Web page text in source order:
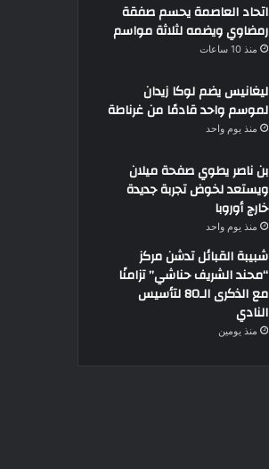
اتحاد العاصمة يحسم صفقة
رمضاوي ويضمه لثلاثة مواسم
منذ 10 ساعات
ليغانيس يضم لوكا زيدان
لموسم واحد قادمًا من غرناطة
منذ يوم واحد
بن ناصر يطوي صفحة ميلان
ويستعد لخوض تجربة جديدة
خارج أوروبا
منذ يوم واحد
شبيبة القبائل تدشن مركز
“محند الشريف حناشي” تزامنًا
مع الذكرى الـ80 لتأسيس
النادي
منذ يومين